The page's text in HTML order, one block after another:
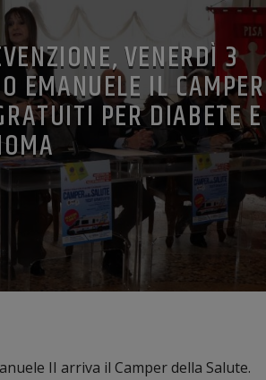
VENERDÌ 3
EMANUELE IL CAMPER
PER DIABETE E
II arriva il Camper della Salute.